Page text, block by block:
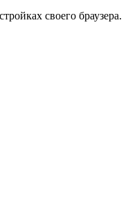
своего браузера.